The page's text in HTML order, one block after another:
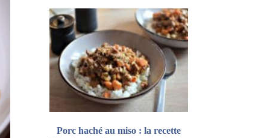
Porc haché au miso : la recette